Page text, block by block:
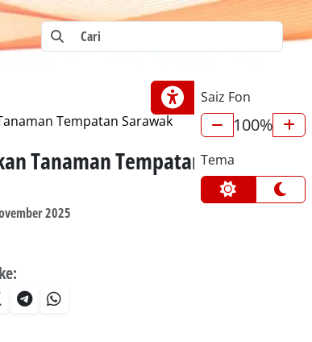
Tempatan Sarawak
Tanaman Tempatan Sarawak
2025
Saiz Fon
100%
Tema